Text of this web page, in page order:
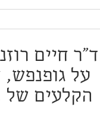
ד"ר חיים
על גופנפש,
הקלעים של